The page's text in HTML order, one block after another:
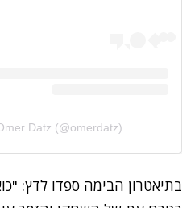
Datz (@omerdatz)
בתיאטרון הבימה ספדו לדץ: